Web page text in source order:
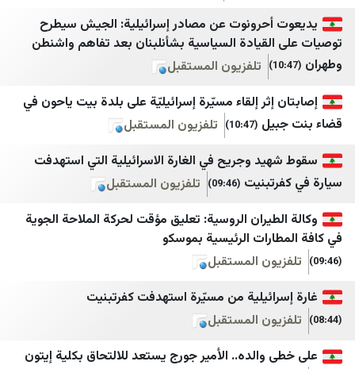
BelleBeirut
MTV
نداء الوطن
صحيفة الجمهورية لبنان
مستقبل ويب
صيدا اون لاين
Good-Press
الأحداث 24
جديدنا
ميغافون
وكالة أنباء آسيا
LibnaNews
Mynet
NY Times
SOLTV
StarTR
TOBB
Türkiye Gazetesi
Yeni Şafak
Bianet
عن مصادر إسرائيلية: الجيش سيطرح
السياسية بشأنلبنان بعد تفاهم واشنطن
تلفزيون المستقبل
إثر إلقاء مسيّرة إسرائيليّة على بلدة بيت ياحون في
(10:47)
تلفزيون المستقبل
وجريح في الغارة الاسرائيلية التي استهدفت
(09:46)
تلفزيون المستقبل
الروسية: تعليق مؤقت لحركة الملاحة الجوية
الرئيسية بموسكو
المستقبل
من مسيّرة استهدفت كفرتبنيت
المستقبل
الأمير جورج يستعد للالتحاق بكلية إيتون